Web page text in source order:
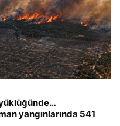
yangınlarında 541